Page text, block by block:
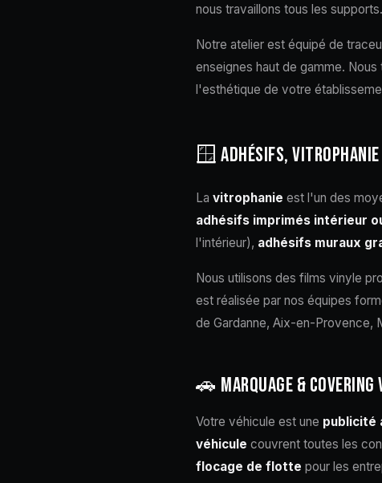
nous travaillons tous les supports.
Notre atelier est équipé de
enseignes haut de gamme.
l'esthétique de votre
🪟 ADHÉSIFS,
La vitrophanie est l'un des
adhésifs imprimés intérieur
l'intérieur), adhésifs muraux
Nous utilisons des films vinyle
est réalisée par nos équipes
de Gardanne, Aix-en-Provence,
🚗 MARQUAGE & COVERING
Votre véhicule est une publicité
véhicule couvrent toutes les
flocage de flotte pour les